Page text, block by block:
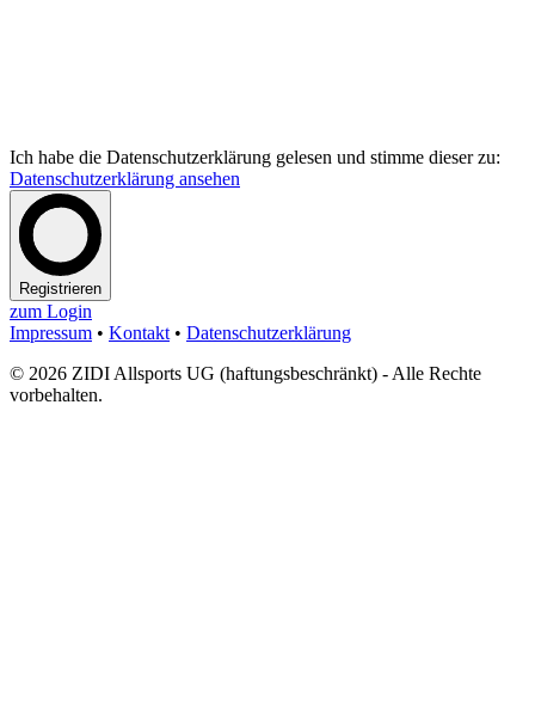
Ich habe die Datenschutzerklärung gelesen und stimme dieser zu:
Datenschutzerklärung ansehen
Registrieren
zum Login
Impressum • Kontakt • Datenschutzerklärung
© 2026 ZIDI Allsports UG (haftungsbeschränkt) - Alle Rechte
vorbehalten.